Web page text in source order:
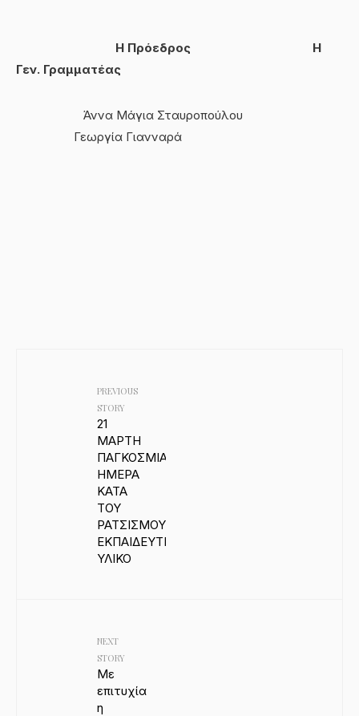
Η Πρόεδρος Η
Γεν. Γραμματέας
Άννα Μάγια Σταυροπούλου
Γεωργία Γιανναρά
PREVIOUS
STORY
21
ΜΑΡΤΗ
ΠΑΓΚΟΣΜΙΑ
ΗΜΕΡΑ
ΚΑΤΑ
ΤΟΥ
ΡΑΤΣΙΣΜΟΥ:
ΕΚΠΑΙΔΕΥΤΙΚΟ
ΥΛΙΚΟ
NEXT
STORY
Με
επιτυχία
η